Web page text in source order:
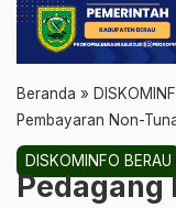
Beranda »
Pembayaran Non-
DISKOMINFO BERAU
Pedagang